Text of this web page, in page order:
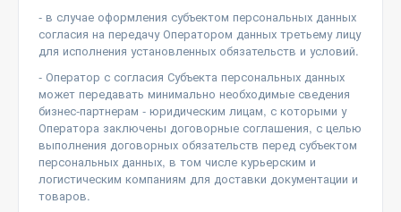
- в случае оформления субъектом персональных данных
согласия на передачу Оператором данных третьему лицу
для исполнения установленных обязательств и условий.
- Оператор с согласия Субъекта персональных данных
может передавать минимально необходимые сведения
бизнес-партнерам - юридическим лицам, с которыми у
Оператора заключены договорные соглашения, с целью
выполнения договорных обязательств перед субъектом
персональных данных, в том числе курьерским и
логистическим компаниям для доставки документации и
товаров.